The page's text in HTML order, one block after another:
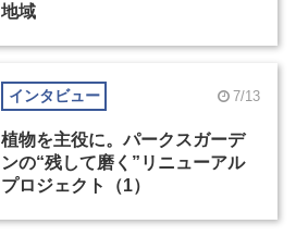
地域
インタビュー 7/13
植物を主役に。パークスガーデ
ンの“残して磨く”リニューアル
プロジェクト（1）